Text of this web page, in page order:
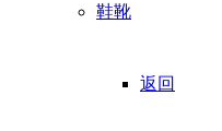
鞋靴
返回